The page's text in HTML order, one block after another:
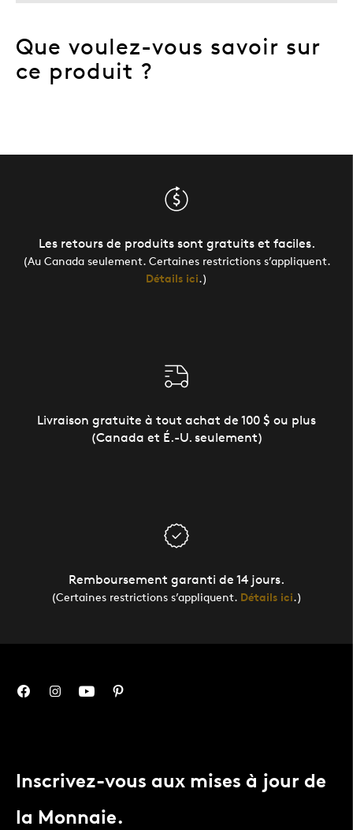
Que voulez-vous savoir sur
ce produit ?
Les retours de produits sont gratuits et faciles.
(Au Canada seulement. Certaines restrictions s’appliquent.
Détails ici.)
Livraison gratuite à tout achat de 100 $ ou plus
(Canada et É.-U. seulement)
Remboursement garanti de 14 jours.
(Certaines restrictions s’appliquent. Détails ici.)
Inscrivez-vous aux mises à jour de
la Monnaie.